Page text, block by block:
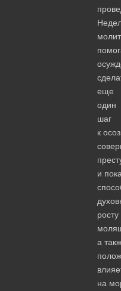
еще
один
шаг
к
и
росту
а
на